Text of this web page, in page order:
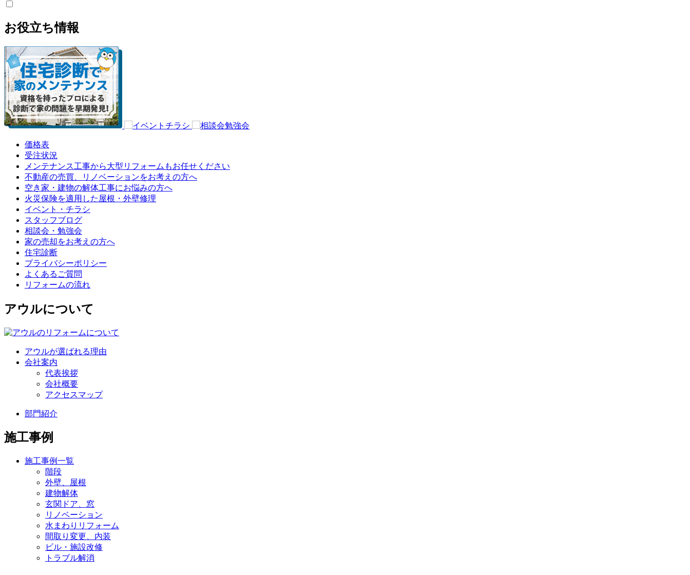
お役立ち情報
価格表
受注状況
メンテナンス工事から大型リフォームもお任せください
不動産の売買、リノベーションをお考えの方へ
空き家・建物の解体工事にお悩みの方へ
火災保険を適用した屋根・外壁修理
イベント・チラシ
スタッフブログ
相談会・勉強会
家の売却をお考えの方へ
住宅診断
プライバシーポリシー
よくあるご質問
リフォームの流れ
アウルについて
アウルが選ばれる理由
会社案内
代表挨拶
会社概要
アクセスマップ
部門紹介
施工事例
施工事例一覧
階段
外壁、屋根
建物解体
玄関ドア、窓
リノベーション
水まわりリフォーム
間取り変更、内装
ビル・施設改修
トラブル解消